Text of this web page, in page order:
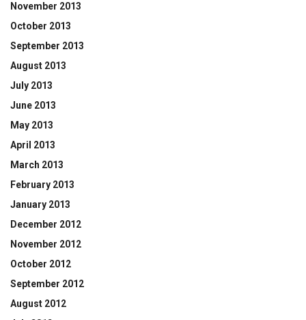
November 2013
October 2013
September 2013
August 2013
July 2013
June 2013
May 2013
April 2013
March 2013
February 2013
January 2013
December 2012
November 2012
October 2012
September 2012
August 2012